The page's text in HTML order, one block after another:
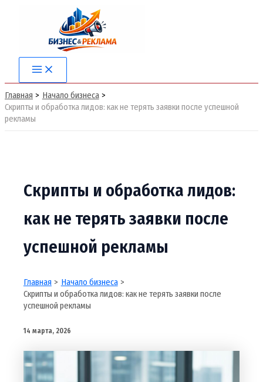
содержимому
Main
Menu
Главная
Начало бизнеса
Скрипты и обработка лидов: как не терять заявки после успешной
рекламы
Скрипты и обработка лидов:
как не терять заявки после
успешной рекламы
Главная
Начало бизнеса
Скрипты и обработка лидов: как не терять заявки после
успешной рекламы
14 марта, 2026